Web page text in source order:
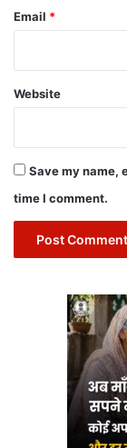
Email *
Website
Save my name,
time I comment.